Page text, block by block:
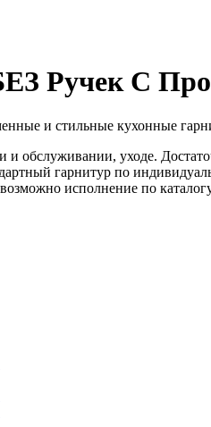
Ручек С
и стильные кухонные
и обслуживании, уходе.
гарнитур по
исполнение по